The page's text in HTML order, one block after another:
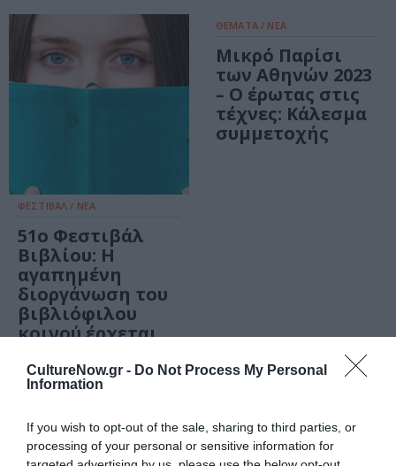
CultureNow.gr - Do Not Process My Personal
Information
If you wish to opt-out of the sale, sharing to third parties, or
processing of your personal or sensitive information for
ΦΕΣΤΙΒΑΛ / ΝΕΑ
51ο Φεστιβάλ
Βιβλίου: Η
αγαπημένη
διοργάνωση του
βιβλιόφιλου
κοινού έρχεται
Άρεως!
ΘΕΜΑΤΑ / ΝΕΑ
Μικρό Παρίσι
των Αθηνών 2023
– Ο έρωτας στις
τέχνες: Κάλεσμα
συμμετοχής
SimpleG – Life
Passengers: Μια
Συναυλίες στο
Μικρό Παρίσι